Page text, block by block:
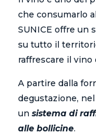
che consumarlo
SUNICE offre un
su tutto il
raffrescare il
A partire dalla
degustazione,
un sistema di
alle bollicine.